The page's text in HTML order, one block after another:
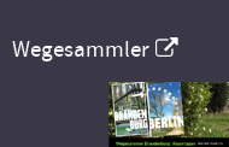
Wegesammler